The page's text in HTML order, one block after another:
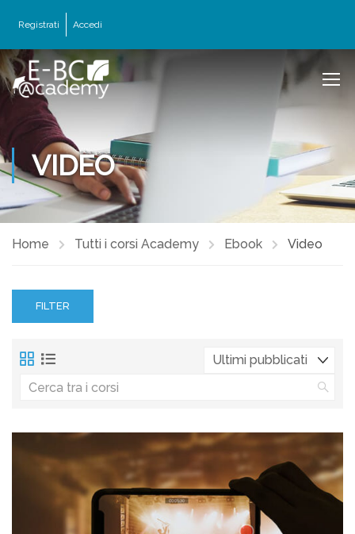
Registrati Accedi
VIDEO
Home Tutti i corsi Academy Ebook Video
FILTER